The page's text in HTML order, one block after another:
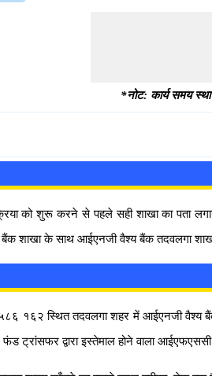
*नोट: कार्य समय
को शुरू करने से पहले सही शाखा का पता
शाखा के साथ आईएनजी वैश्य बैंक तदवलगा
१६२ स्थित तदवलगा शहर में आईएनजी वैश्य बैंक
ट्रांसफर द्वारा इस्तेमाल होने वाला